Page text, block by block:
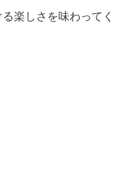
楽しさを味わってく